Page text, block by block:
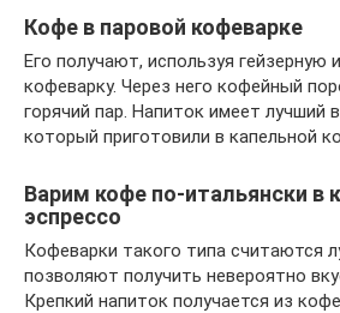
Кофе в паровой кофеварке
Его получают, используя гейзерную
кофеварку. Через него кофейный
горячий пар. Напиток имеет лучший
который приготовили в капельной
Варим кофе по-итальянски в
эспрессо
Кофеварки такого типа считаются
позволяют получить невероятно
Крепкий напиток получается из